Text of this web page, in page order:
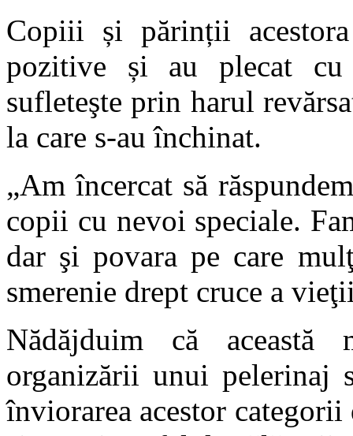
Copiii și părinții
pozitive și au plecat
sufleteşte prin harul
la care s-au închinat.
„Am încercat să
copii cu nevoi speciale.
dar şi povara pe care
smerenie drept cruce a
Nădăjduim că această
organizării unui pelerinaj
înviorarea acestor